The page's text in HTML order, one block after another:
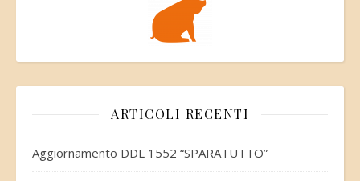
ARTICOLI RECENTI
Aggiornamento DDL 1552 “SPARATUTTO”